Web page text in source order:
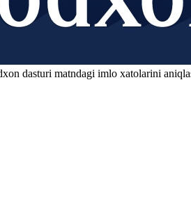
dasturi matndagi imlo xatolarini